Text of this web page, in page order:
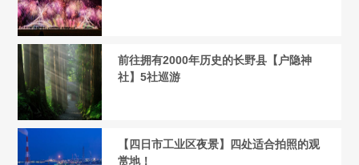
前往拥有2000年历史的长野县【户隐神
社】5社巡游
【四日市工业区夜景】四处适合拍照的观
赏地！